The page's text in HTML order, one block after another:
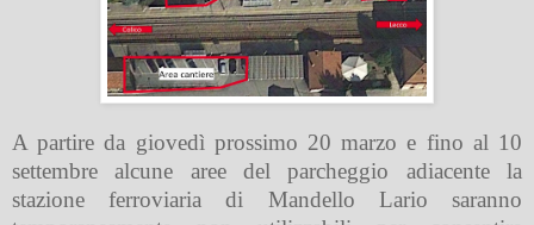
A partire da giovedì prossimo 20 marzo e fino al 10
settembre alcune aree del parcheggio adiacente la
stazione ferroviaria di Mandello Lario saranno